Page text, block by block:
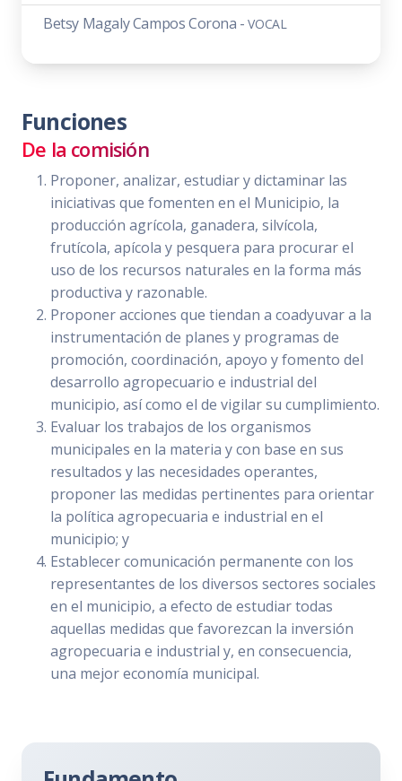
Betsy Magaly Campos Corona -VOCAL
Funciones
De la comisión
Proponer, analizar, estudiar y dictaminar las
iniciativas que fomenten en el Municipio, la
producción agrícola, ganadera, silvícola,
frutícola, apícola y pesquera para procurar el
uso de los recursos naturales en la forma más
productiva y razonable.
Proponer acciones que tiendan a coadyuvar a la
instrumentación de planes y programas de
promoción, coordinación, apoyo y fomento del
desarrollo agropecuario e industrial del
municipio, así como el de vigilar su cumplimiento.
Evaluar los trabajos de los organismos
municipales en la materia y con base en sus
resultados y las necesidades operantes,
proponer las medidas pertinentes para orientar
la política agropecuaria e industrial en el
municipio; y
Establecer comunicación permanente con los
representantes de los diversos sectores sociales
en el municipio, a efecto de estudiar todas
aquellas medidas que favorezcan la inversión
agropecuaria e industrial y, en consecuencia,
una mejor economía municipal.